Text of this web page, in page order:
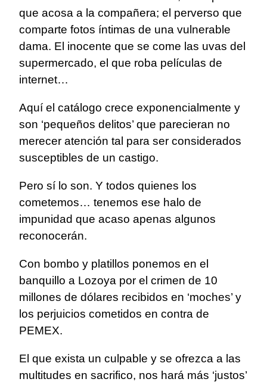
que acosa a la compañera; el perverso que
comparte fotos íntimas de una vulnerable
dama. El inocente que se come las uvas del
supermercado, el que roba películas de
internet…
Aquí el catálogo crece exponencialmente y
son ‘pequeños delitos’ que parecieran no
merecer atención tal para ser considerados
susceptibles de un castigo.
Pero sí lo son. Y todos quienes los
cometemos… tenemos ese halo de
impunidad que acaso apenas algunos
reconocerán.
Con bombo y platillos ponemos en el
banquillo a Lozoya por el crimen de 10
millones de dólares recibidos en ‘moches’ y
los perjuicios cometidos en contra de
PEMEX.
El que exista un culpable y se ofrezca a las
multitudes en sacrifico, nos hará más ‘justos’